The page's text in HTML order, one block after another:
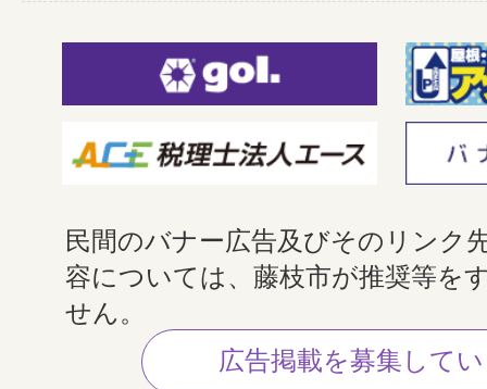
民間のバナー広告及びそのリンク
容については、藤枝市が推奨等を
せん。
広告掲載を募集して